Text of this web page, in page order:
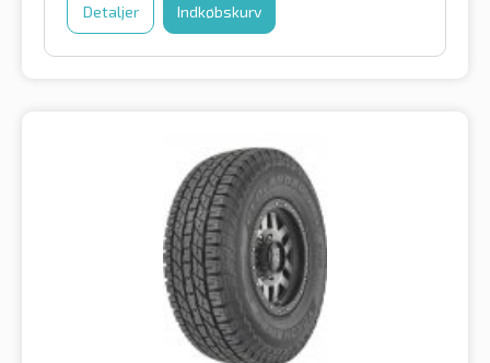
Detaljer Indkøbskurv